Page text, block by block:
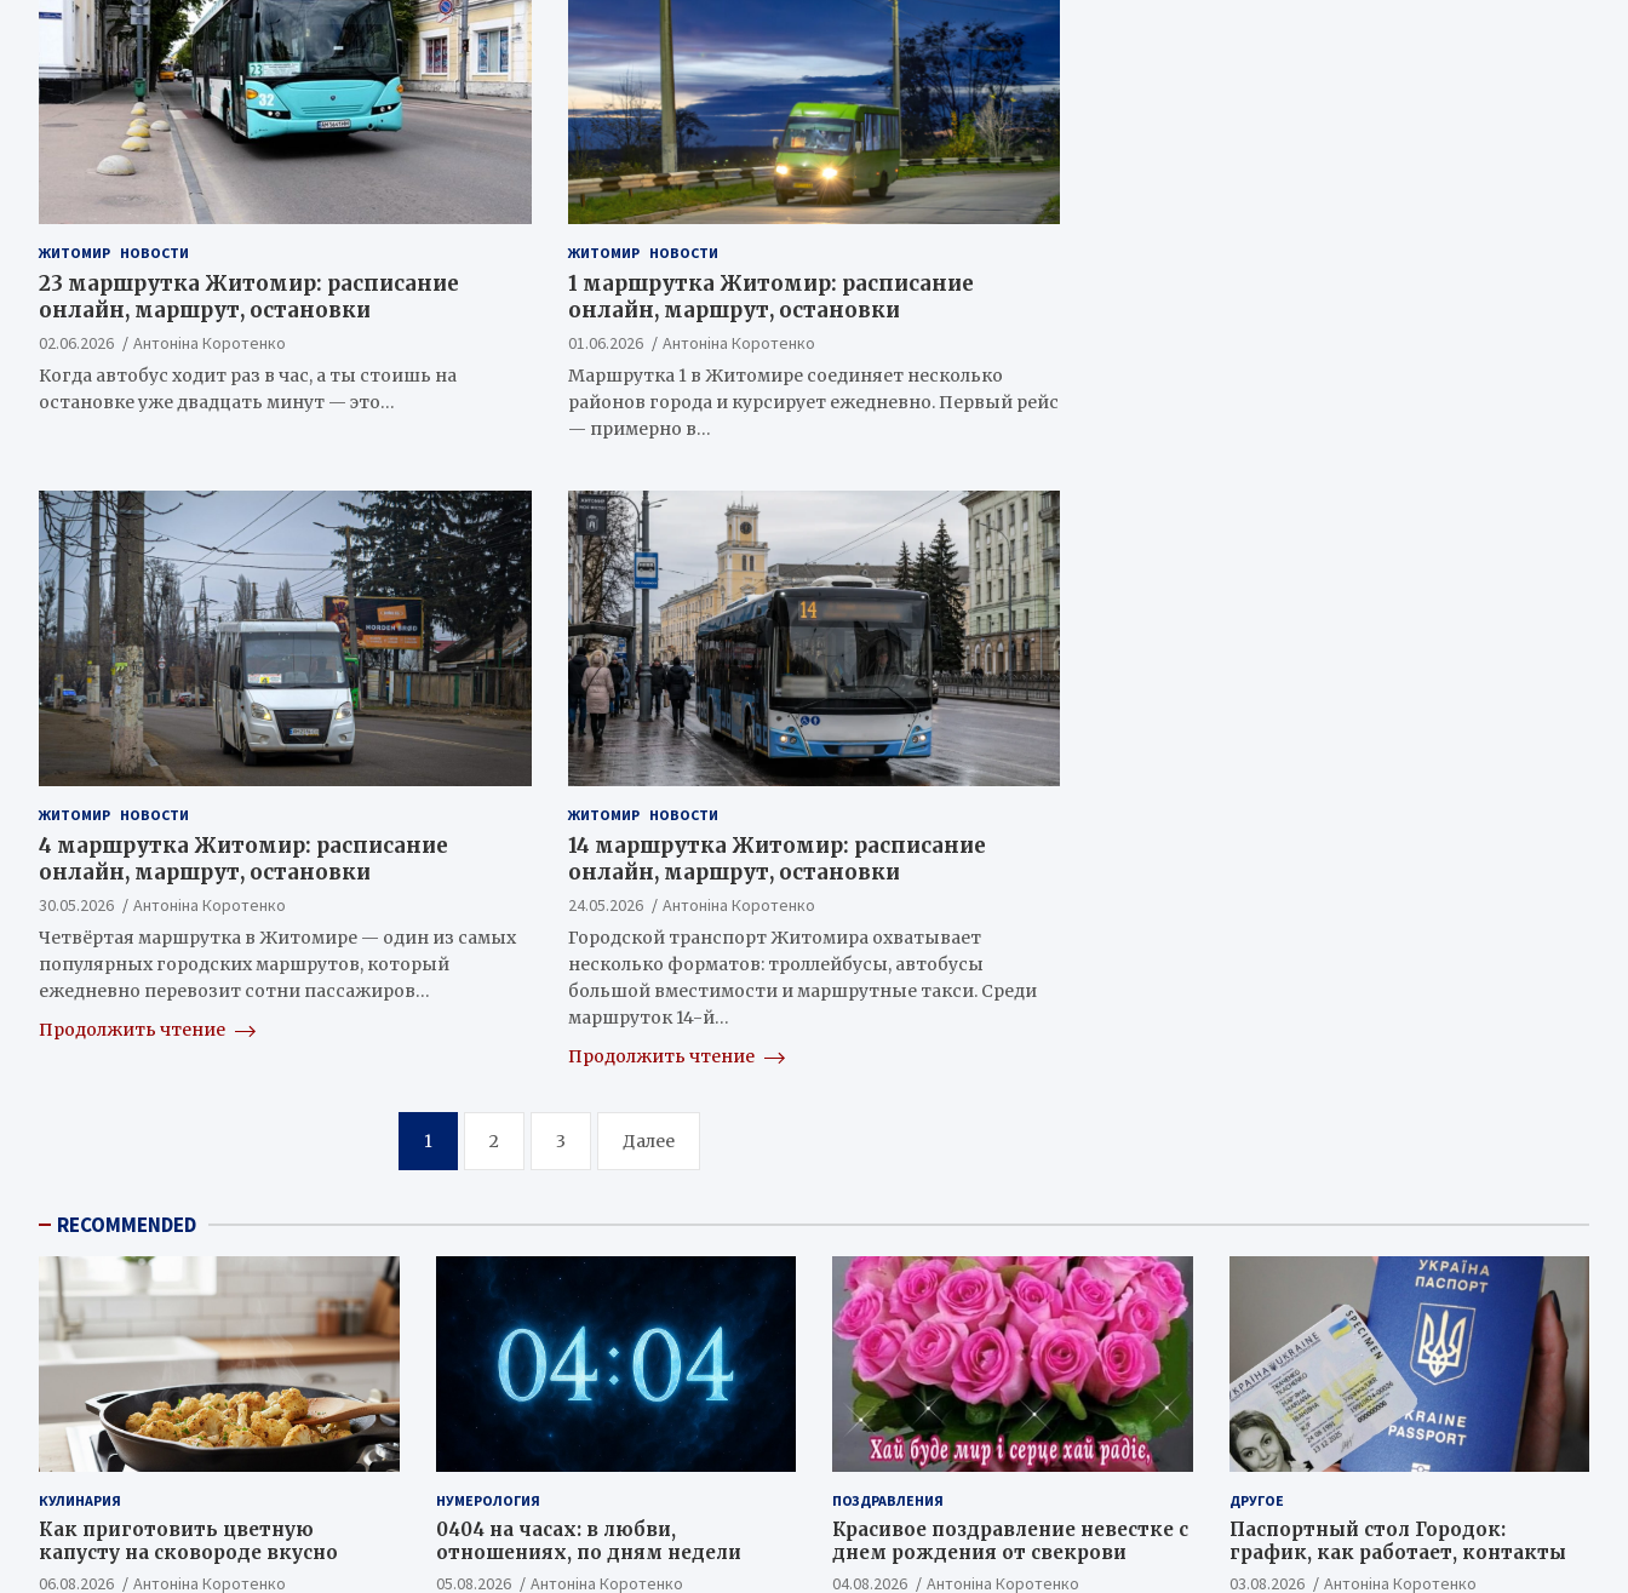
ЖИТОМИР НОВОСТИ
23 маршрутка Житомир: расписание
онлайн, маршрут, остановки
02.06.2026
Антоніна Коротенко
Когда автобус ходит раз в час, а ты стоишь на
остановке уже двадцать минут — это…
ЖИТОМИР НОВОСТИ
1 маршрутка Житомир: расписание
онлайн, маршрут, остановки
01.06.2026
Антоніна Коротенко
Маршрутка 1 в Житомире соединяет несколько
районов города и курсирует ежедневно. Первый рейс
— примерно в…
ЖИТОМИР НОВОСТИ
4 маршрутка Житомир: расписание
онлайн, маршрут, остановки
30.05.2026
Антоніна Коротенко
Четвёртая маршрутка в Житомире — один из самых
популярных городских маршрутов, который
ежедневно перевозит сотни пассажиров…
Продолжить чтение
ЖИТОМИР НОВОСТИ
14 маршрутка Житомир: расписание
онлайн, маршрут, остановки
24.05.2026
Антоніна Коротенко
Городской транспорт Житомира охватывает
несколько форматов: троллейбусы, автобусы
большой вместимости и маршрутные такси. Среди
маршруток 14-й…
Продолжить чтение
1 2 3 Далее
RECOMMENDED
КУЛИНАРИЯ
Как приготовить цветную
капусту на сковороде вкусно
06.08.2026 Антоніна Коротенко
НУМЕРОЛОГИЯ
0404 на часах: в любви,
отношениях, по дням недели
05.08.2026 Антоніна Коротенко
ПОЗДРАВЛЕНИЯ
Красивое поздравление невестке с
днем рождения от свекрови
04.08.2026 Антоніна Коротенко
ДРУГОЕ
Паспортный стол Городок:
график, как работает, контакты
03.08.2026 Антоніна Коротенко